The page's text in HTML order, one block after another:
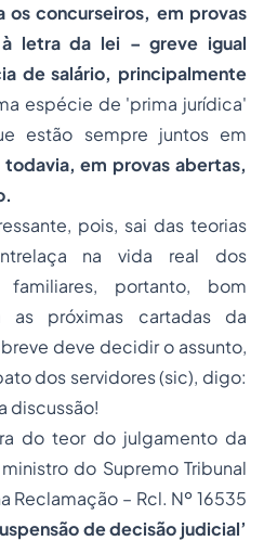
os concurseiros, em provas
letra da lei – greve igual
de salário, principalmente
espécie de 'prima jurídica'
estão sempre juntos em
todavia, em provas abertas,
pois, sai das teorias
na vida real dos
portanto, bom
as próximas cartadas da
deve decidir o assunto,
dos servidores (sic), digo:
discussão!
do teor do julgamento da
do Supremo Tribunal
Reclamação – Rcl. Nº 16535
de decisão judicial’